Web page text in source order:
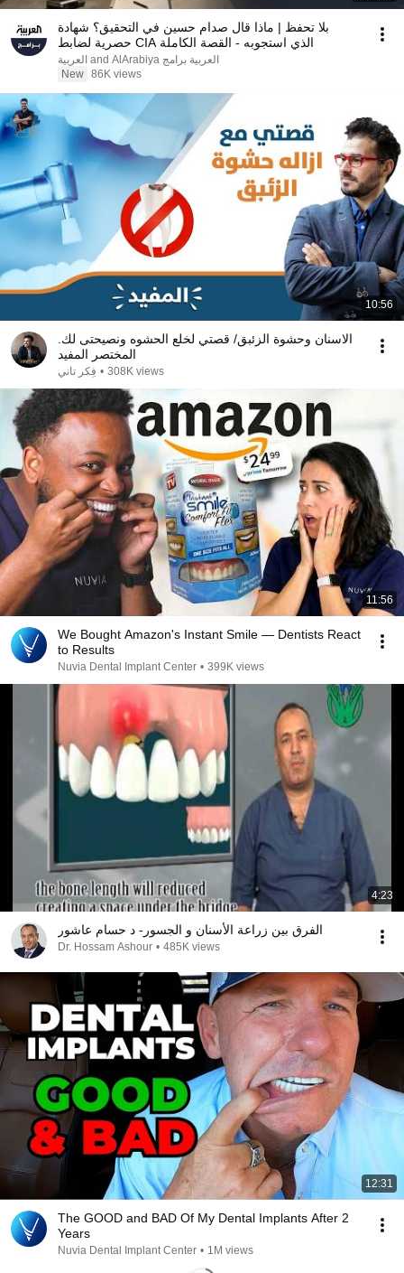
بلا تحفظ | ماذا قال صدام حسين في التحقيق؟ شهادة
حصرية لضابط CIA الذي استجوبه - القصة الكاملة
العربية برامج and AlArabiya العربية
New 86K views
10:56
الاسنان وحشوة الزئبق/ قصتي لخلع الحشوه ونصيحتى لك.
المختصر المفيد
فِكر تاني • 308K views
11:56
We Bought Amazon's Instant Smile — Dentists React
to Results
Nuvia Dental Implant Center • 399K views
4:23
الفرق بين زراعة الأسنان و الجسور- د حسام عاشور
Dr. Hossam Ashour • 485K views
12:31
The GOOD and BAD Of My Dental Implants After 2
Years
Nuvia Dental Implant Center • 1M views